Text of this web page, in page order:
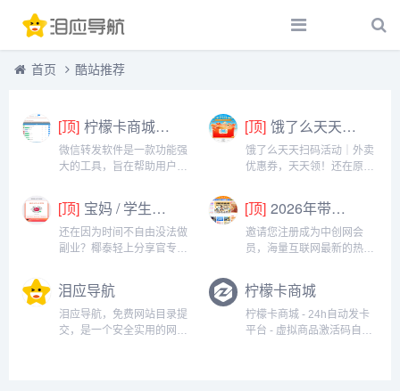
首页 酷站推荐
[顶] 柠檬卡商城24h自动发卡平台虚拟商品激活码自助购买商城
微信转发软件是一款功能强
大的工具，旨在帮助用户高
它提供了多种实用功能，包
括一键转发、朋友圈转发和
微信抢红包等。一键转发软
件使得用户可以轻松地将消
[顶] 饿了么天天扫码活动｜外卖优惠券，天天领！
饿了么天天扫码活动｜外卖
优惠券，天天领！还在原价
官方推出「天天扫码活
动」，用微信扫一扫，就能
领外卖专属优惠券，先领券
再下单，省钱更划算！优惠
[顶] 宝妈 / 学生党看过来！椰泰轻上分享官，时间自由，在家也能赚
还在因为时间不自由没法做
副业？椰泰轻上分享官专为
兼顾家庭的宝妈，还是想赚
生活费的学生党，都能在这
里找到适合自己的增收方
式。成为分享官，你可以自
[顶] 2026年带你闷声赚大钱，轻松月赚1000+
邀请您注册成为中创网会
员，海量互联网最新的热门
淘客，闲鱼，自媒体，
CPA，CPS，虚拟资源，各
类爆粉赚钱攻略，国内外最
新赚钱项目，都在中创网，
泪应导航
泪应导航，免费网站目录提
交，是一个安全实用的网址
柠檬卡商城
柠檬卡商城 - 24h自动发卡
平台 - 虚拟商品激活码自助